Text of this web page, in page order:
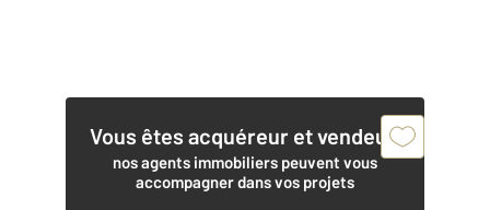
Vous êtes acquéreur et vendeur,
nos agents immobiliers peuvent vous
accompagner dans vos projets